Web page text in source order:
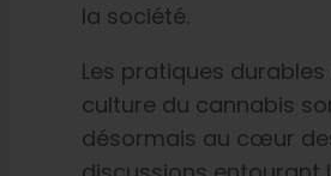
la société.
Les pratiques
culture du cannabis
désormais au cœur